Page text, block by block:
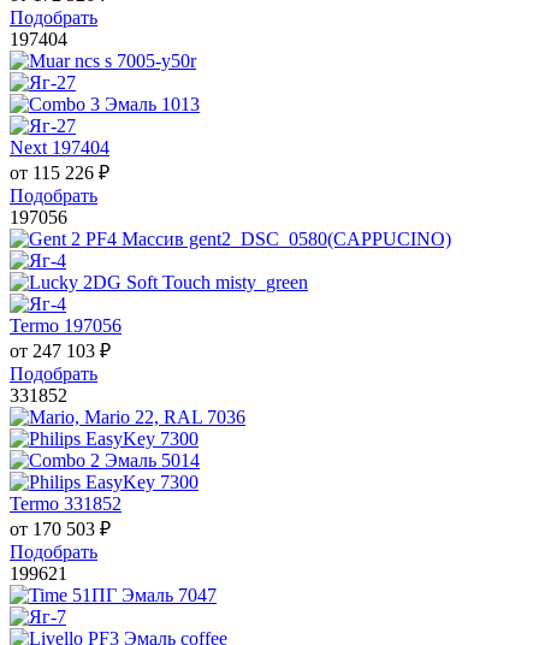
Подобрать
197404
Next 197404
от 115 226 ₽
Подобрать
197056
Termo 197056
от 247 103 ₽
Подобрать
331852
Termo 331852
от 170 503 ₽
Подобрать
199621